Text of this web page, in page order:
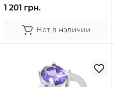
1 201 грн.
Нет в наличии